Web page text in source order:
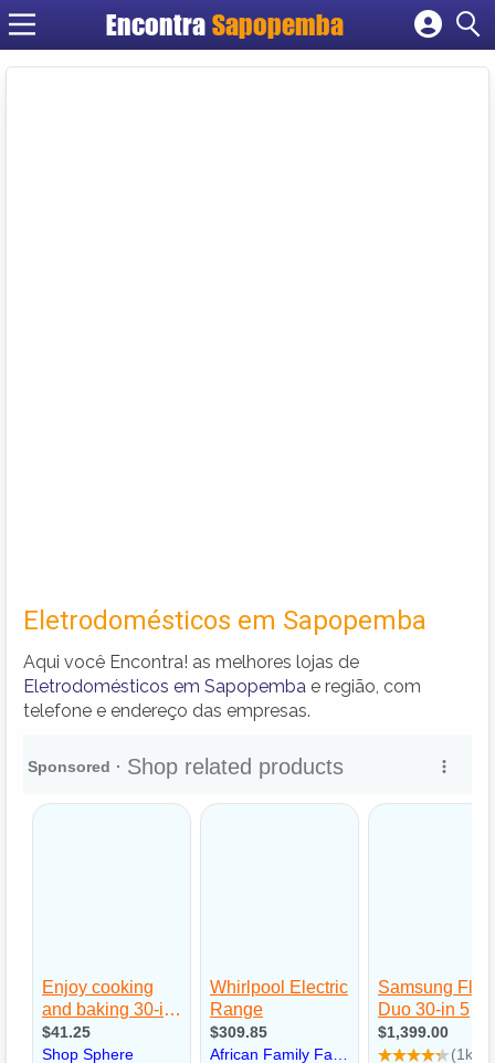
Encontra Sapopemba
Cadastrar empresa
Eletrodomésticos em Sapopemba
Aqui você Encontra! as melhores lojas de
Eletrodomésticos em Sapopemba e região, com
telefone e endereço das empresas.